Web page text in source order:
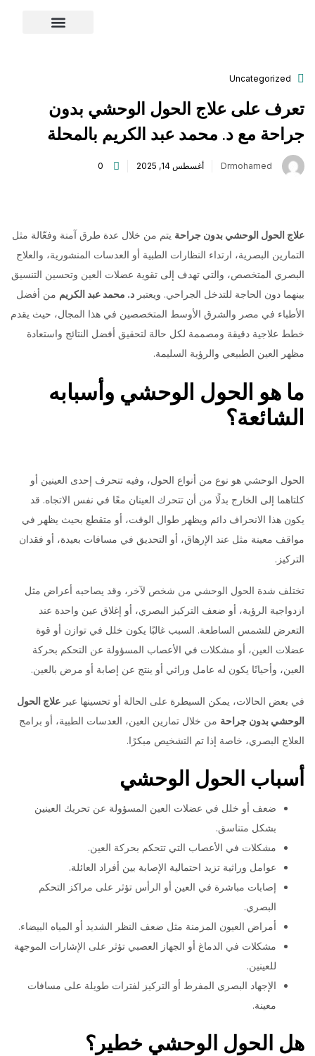
Uncategorized
تعرف على علاج الحول الوحشي بدون
جراحة مع د. محمد عبد الكريم بالمحلة
Drmohamed أغسطس 14, 2025 0
علاج الحول الوحشي بدون جراحةيتم من خلال عدة طرق آمنة وفعّالة مثل
التمارين البصرية، ارتداء النظارات الطبية أو العدسات المنشورية، والعلاج
البصري المتخصص، والتي تهدف إلى تقوية عضلات العين وتحسين التنسيق
بينهما دون الحاجة للتدخل الجراحي. ويعتبر د. محمد عبد الكريممن أفضل
الأطباء في مصر والشرق الأوسط المتخصصين في هذا المجال، حيث يقدم
خطط علاجية دقيقة ومصممة لكل حالة لتحقيق أفضل النتائج واستعادة
مظهر العين الطبيعي والرؤية السليمة.
ما هو الحول الوحشي وأسبابه
الشائعة؟
الحول الوحشي هو نوع من أنواع الحول، وفيه تنحرف إحدى العينين أو
كلتاهما إلى الخارج بدلًا من أن تتحرك العينان معًا في نفس الاتجاه. قد
يكون هذا الانحراف دائم ويظهر طوال الوقت، أو متقطع بحيث يظهر في
مواقف معينة مثل عند الإرهاق، أو التحديق في مسافات بعيدة، أو فقدان
التركيز.
تختلف شدة الحول الوحشي من شخص لآخر، وقد يصاحبه أعراض مثل
ازدواجية الرؤية، أو ضعف التركيز البصري، أو إغلاق عين واحدة عند
التعرض للشمس الساطعة. السبب غالبًا يكون خلل في توازن أو قوة
عضلات العين، أو مشكلات في الأعصاب المسؤولة عن التحكم بحركة
العين، وأحيانًا يكون له عامل وراثي أو ينتج عن إصابة أو مرض بالعين.
في بعض الحالات، يمكن السيطرة على الحالة أو تحسينها عبر علاج الحول
الوحشي بدون جراحةمن خلال تمارين العين، العدسات الطبية، أو برامج
العلاج البصري، خاصة إذا تم التشخيص مبكرًا.
أسباب الحول الوحشي
ضعف أو خلل في عضلات العين المسؤولة عن تحريك العينين
بشكل متناسق.
مشكلات في الأعصاب التي تتحكم بحركة العين.
عوامل وراثية تزيد احتمالية الإصابة بين أفراد العائلة.
إصابات مباشرة في العين أو الرأس تؤثر على مراكز التحكم
البصري.
أمراض العيون المزمنة مثل ضعف النظر الشديد أو المياه البيضاء.
مشكلات في الدماغ أو الجهاز العصبي تؤثر على الإشارات الموجهة
للعينين.
الإجهاد البصري المفرط أو التركيز لفترات طويلة على مسافات
معينة.
هل الحول الوحشي خطير؟